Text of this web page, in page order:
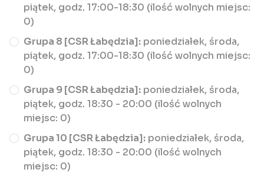
piątek, godz. 17:00-18:30 (ilość wolnych miejsc:
0)
Grupa 8 [CSR Łabędzia]: poniedziałek, środa,
piątek, godz. 17:00-18:30 (ilość wolnych miejsc:
0)
Grupa 9 [CSR Łabędzia]: poniedziałek, środa,
piątek, godz. 18:30 - 20:00 (ilość wolnych
miejsc: 0)
Grupa 10 [CSR Łabędzia]: poniedziałek, środa,
piątek, godz. 18:30 - 20:00 (ilość wolnych
miejsc: 0)